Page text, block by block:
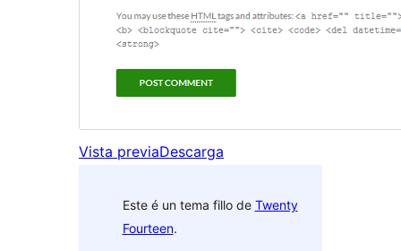
Vista previaDescarga
Este é un tema fillo de Twenty
Fourteen.